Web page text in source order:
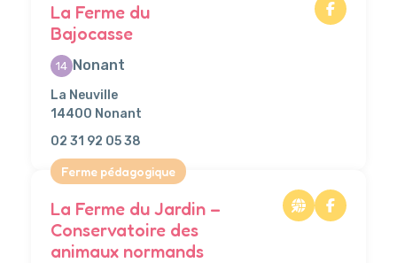
La Ferme du
Bajocasse
14 Nonant
La Neuville
14400 Nonant
02 31 92 05 38
Ferme pédagogique
La Ferme du Jardin –
Conservatoire des
animaux normands